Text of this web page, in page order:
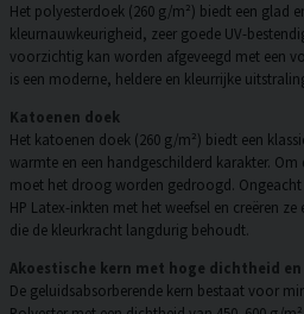
Het polyesterdoek (260 g/m²) biedt een glad
kleurnauwkeurigheid, zeer goede UV-
voorzichtig kan worden afgeveegd met een
is een moderne, heldere en kleurrijke
Katoenen doek
Het katoenen doek (260 g/m²) biedt een
warmte en een handgeschilderd karakter.
moet het droog worden gedroogd.
HP Latex-inkten met het weefsel en creëren
die de kleurkracht langdurig behoudt.
Akoestische kern met hoge dichtheid
De geluidsabsorberende kern bestaat voor